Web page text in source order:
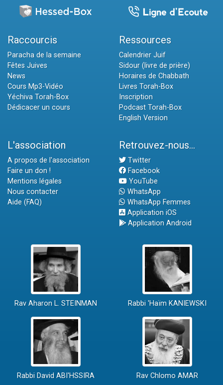
Raccourcis
Paracha de la semaine
Fêtes Juives
News
Cours Mp3-Vidéo
Yéchiva Torah-Box
Dédicacer un cours
Ressources
Calendrier Juif
Sidour (livre de prière)
Horaires de Chabbath
Livres Torah-Box
Inscription
Podcast Torah-Box
English Version
L'association
A propos de l'association
Faire un don !
Mentions légales
Nous contacter
Aide (FAQ)
Retrouvez-nous...
Twitter
Facebook
YouTube
WhatsApp
WhatsApp Femmes
Application iOS
Application Android
Rav Aharon L. STEINMAN Rabbi 'Haïm KANIEWSKI
Rabbi David ABI'HSSIRA Rav Chlomo AMAR